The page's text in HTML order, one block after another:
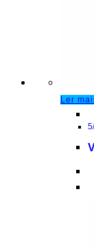
Ler